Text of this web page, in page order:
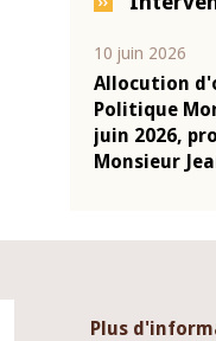
10 juin 2026
Allocution
Politique
juin 2026,
Monsieur
Plus